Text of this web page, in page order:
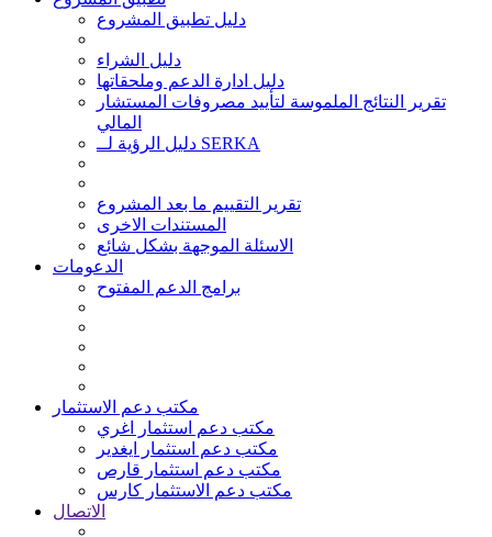
دليل تطبيق المشروع
دليل الشراء
دليل ادارة الدعم وملحقاتها
تقرير النتائج الملموسة لتأييد مصروفات المستشار
المالي
دليل الرؤية لــ SERKA
تقرير التقييم ما بعد المشروع
المستندات الاخرى
الاسئلة الموجهة بشكل شائع
الدعومات
برامج الدعم المفتوح
مكتب دعم الاستثمار
مكتب دعم استثمار اغري
مكتب دعم استثمار ايغدير
مكتب دعم استثمار قارص
مكتب دعم الاستثمار كارس
الاتصال